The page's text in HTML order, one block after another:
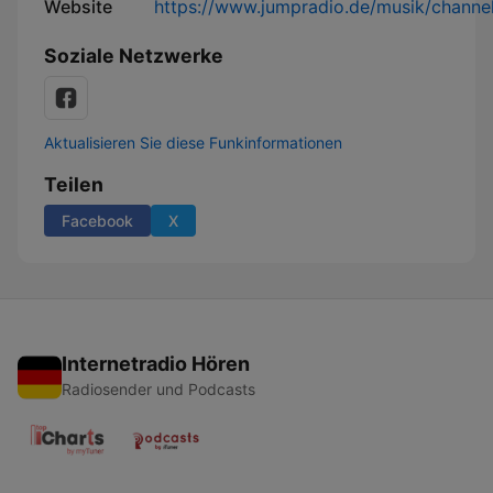
Website https://www.jumpradio.de/musik/
Soziale Netzwerke
Aktualisieren Sie diese Funkinformationen
Teilen
Facebook X
Internetradio Hören
Radiosender und Podcasts